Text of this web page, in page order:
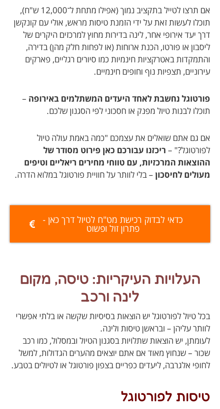
אם תרצו לטייל בתקציב נמוך (אפילו מתחת ל־12,000 ש"ח),
תוכלו לעשות זאת על ידי הזמנת טיסות מראש, אולי עם קונקשן
דרך יעד אירופי אחר, לינה בדירות מחוץ למרכזים היקרים של
ליסבון או פורטו, הכנת ארוחות (או לפחות חלק מהן) בדירה,
והתמקדות באטרקציות חינמיות כמו סיורים רגליים, פארקים
עירוניים, תצפיות נוף וחופים חינמיים.
פורטוגל נחשבת לאחד היעדים המשתלמים באירופה –
תוכלו לבנות טיול מפנק או חסכוני לפי הסגנון שלכם.
אם גם אתם שואלים את עצמכם "כמה באמת עולה טיול
לפורטוגל?" – ריכזנו עבורכם כאן פירוט מסודר של
ההוצאות המרכזיות, עם טווחי מחירים ריאליים וטיפים
מעולים לחיסכון – בלי לוותר על חוויית פורטוגל במלוא הדרה.
כדאי לבדוק רכישת מט"ח לטיול דרך כאן -
פתרון זול ופשוט
העלויות העיקריות: טיסה, מקום
לינה ורכב
בכל טיול לפורטוגל יש הוצאות בסיסיות שקשה או בלתי אפשרי
לוותר עליהן – ובראשן טיסות ולינה.
לעומתן, יש הוצאות שתלויות בסגנון הטיול ובמסלול, כמו רכב
שכור – שנחוץ מאוד אם אתם יוצאים מהערים הגדולות, למשל
לחופי אלגרבה, ליעדים כפריים בצפון פורטוגל או לטיולים בטבע.
טיסות לפורטוגל